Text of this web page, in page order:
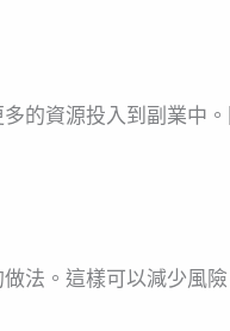
的資源投入到副業中
法。這樣可以減少風